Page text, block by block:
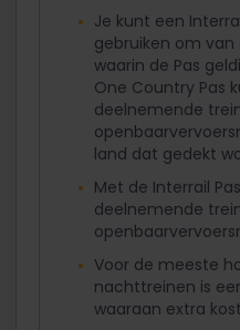
Je kunt een
gebruiken om
waarin de Pas
One Country Pas
deelnemende
land dat gedekt
Met de Interrail
deelnemende
Voor de meeste
nachttreinen is
waaraan extra